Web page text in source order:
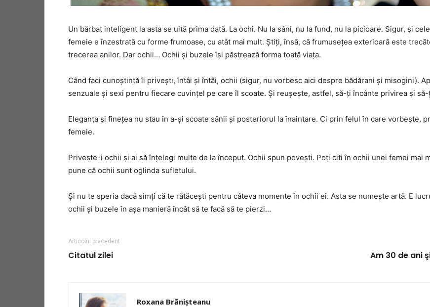
Un bărbat inteligent la asta se uită prima dată. La ochi. Nu la sâni, nu la fund, nu la picioare. Sigur, şi
femeie e înzestrată cu forme frumoase, cu atât mai mult. Ştiţi, însă, că frumuseţea exterioară este
trecerea anilor. Dar ochii… Ochii şi buzele îşi păstrează forma toată viaţa.
Când faci cunoştinţă îi priveşti, întâi şi întâi, ochii (sigur, nu vorbesc aici despre bădărani şi misogini).
senzuale şi sexi pentru fiecare cuvinţel pe care îl scoate. Şi reuşeşte, astfel, să-ţi încânte privirea şi
Eleganţa şi fineţea nu stau în a-şi scoate sânii şi posteriorul la înaintare. Ci prin felul în care vorbeşte,
femeie.
Priveşte-i ochii şi ai să înţelegi multe de la început. Ochii spun poveşti. Poţi citi în ochii unei femei mai
pune că ochii sunt oglinda sufletului.
Şi nu te speria dacă simţi că te rătăceşti pentru câteva momente în ochii ei. Asta se numeşte artă. E
ochii şi buzele în aşa manieră încât să te facă să te pierzi…
Articolul precedent
Citatul zilei Am 30 de ani
Roxana Brănișteanu